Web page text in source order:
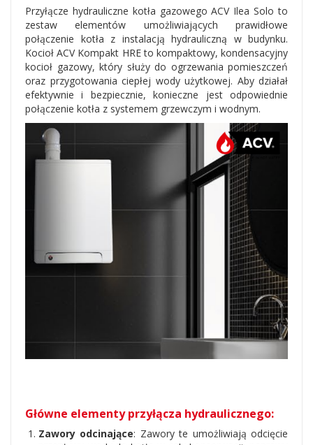
Przyłącze hydrauliczne kotła gazowego ACV Ilea Solo to
zestaw elementów umożliwiających prawidłowe
połączenie kotła z instalacją hydrauliczną w budynku.
Kocioł ACV Kompakt HRE to kompaktowy, kondensacyjny
kocioł gazowy, który służy do ogrzewania pomieszczeń
oraz przygotowania ciepłej wody użytkowej. Aby działał
efektywnie i bezpiecznie, konieczne jest odpowiednie
połączenie kotła z systemem grzewczym i wodnym.
Główne elementy przyłącza hydraulicznego:
Zawory odcinające: Zawory te umożliwiają odcięcie